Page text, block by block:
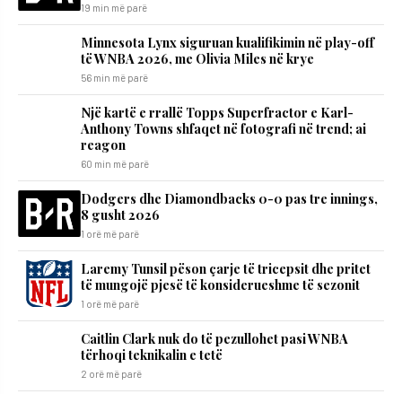
19 min më parë
Minnesota Lynx siguruan kualifikimin në play-off
të WNBA 2026, me Olivia Miles në krye
56 min më parë
Një kartë e rrallë Topps Superfractor e Karl-
Anthony Towns shfaqet në fotografi në trend; ai
reagon
60 min më parë
Dodgers dhe Diamondbacks 0-0 pas tre innings,
8 gusht 2026
1 orë më parë
Laremy Tunsil pëson çarje të tricepsit dhe pritet
të mungojë pjesë të konsiderueshme të sezonit
1 orë më parë
Caitlin Clark nuk do të pezullohet pasi WNBA
tërhoqi teknikalin e tetë
2 orë më parë